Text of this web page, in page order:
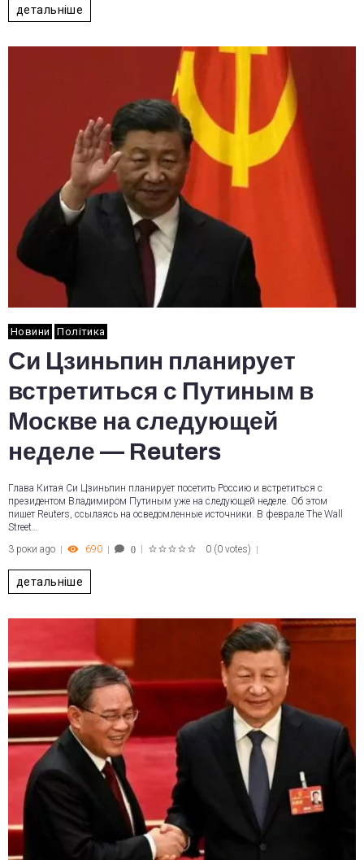
детальніше
Новини Політика
Си Цзиньпин планирует
встретиться с Путиным в
Москве на следующей
неделе — Reuters
Глава Китая Си Цзиньпин планирует посетить Россию и встретиться с
президентом Владимиром Путиным уже на следующей неделе. Об этом
пишет Reuters, ссылаясь на осведомленные источники. В феврале The Wall
Street…
3 роки ago
690 0 0 (0 votes)
детальніше